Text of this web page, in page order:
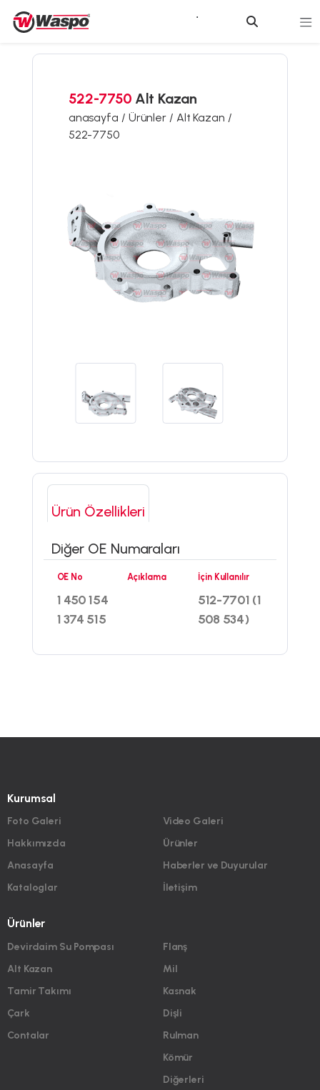
522-7750 Alt Kazan
anasayfa / Ürünler / Alt Kazan /
522-7750
Ürün Özellikleri
Diğer OE Numaraları
OE No
1 450 154
1 374 515
Açıklama İçin Kullanılır
512-7701 (1
508 534)
Kurumsal
Foto Galeri
Hakkımızda
Anasayfa
Kataloglar
Video Galeri
Ürünler
Haberler ve Duyurular
İletişim
Ürünler
Devirdaim Su Pompası
Alt Kazan
Tamir Takımı
Çark
Contalar
Flanş
Mil
Kasnak
Dişli
Rulman
Kömür
Diğerleri